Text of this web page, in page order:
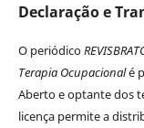
Declaração e
O periódico
Terapia Ocupacionalé
Aberto e optante dos
licença permite a